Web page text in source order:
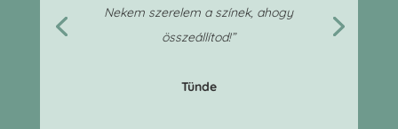
Nekem szerelem a színek, ahogy
összeállítod!”
Tünde